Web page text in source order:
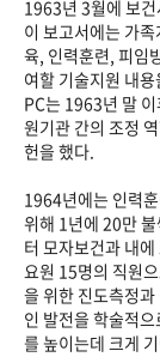
1963년 3월에 보
이 보고서에는 가
육, 인력훈련, 피임
여할 기술지원 내
PC는 1963년 말
원기관 간의 조정
헌을 했다.
1964년에는 인력
위해 1년에 20만
터 모자보건과 내
요원 15명의 직원
을 위한 진도측정
인 발전을 학술적
를 높이는데 크게